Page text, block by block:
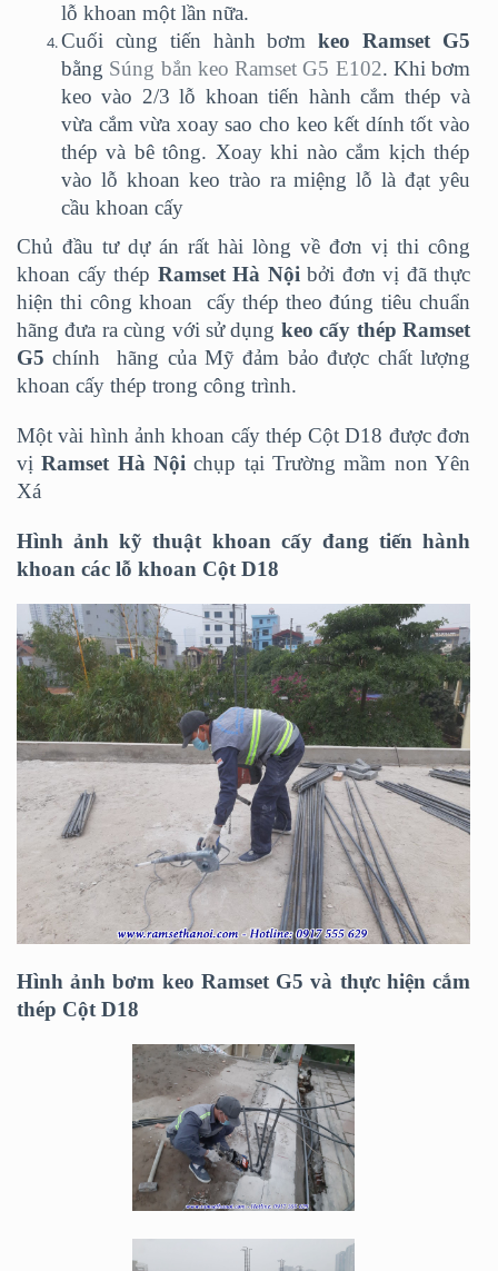
lỗ khoan một lần nữa.
Cuối cùng tiến hành bơmkeo Ramset G5
bằng Súng bắn keo Ramset G5 E102. Khi bơm
keo vào 2/3 lỗ khoan tiến hành cắm thép và
vừa cắm vừa xoay sao cho keo kết dính tốt vào
thép và bê tông. Xoay khi nào cắm kịch thép
vào lỗ khoan keo trào ra miệng lỗ là đạt yêu
cầu khoan cấy
Chủ đầu tư dự án rất hài lòng về đơn vị thi công
khoan cấy thép Ramset Hà Nội bởi đơn vị đã thực
hiện thi công khoan cấy thép theo đúng tiêu chuẩn
hãng đưa ra cùng với sử dụng keo cấy thép Ramset
G5 chính hãng của Mỹ đảm bảo được chất lượng
khoan cấy thép trong công trình.
Một vài hình ảnh khoan cấy thép Cột D18 được đơn
vịRamset Hà Nội chụp tại Trường mầm non Yên
Xá
Hình ảnh kỹ thuật khoan cấy đang tiến hành
khoan các lỗ khoan Cột D18
Hình ảnh bơm keo Ramset G5 và thực hiện cắm
thép Cột D18